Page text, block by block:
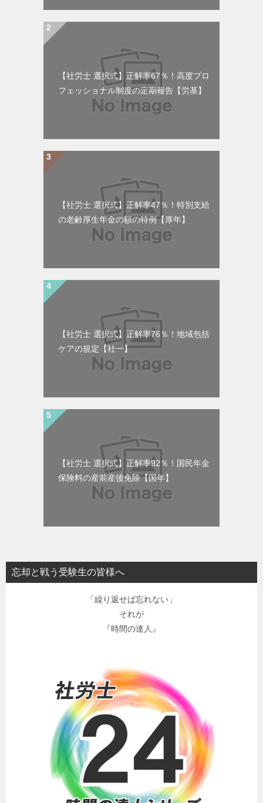
【社労士 選択式】正解率67％！高度プロ
フェッショナル制度の定期報告【労基】
【社労士 選択式】正解率47％！特別支給
の老齢厚生年金の額の特例【厚年】
【社労士 選択式】正解率76％！地域包括
ケアの規定【社一】
【社労士 選択式】正解率92％！国民年金
保険料の産前産後免除【国年】
忘却と戦う受験生の皆様へ
「繰り返せば忘れない」
それが
『時間の達人』